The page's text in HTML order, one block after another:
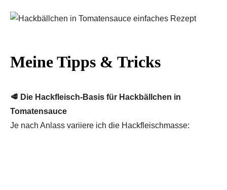
Meine Tipps & Tricks
🥩 Die Hackfleisch-Basis für Hackbällchen in
Tomatensauce
Je nach Anlass variiere ich die Hackfleischmasse: